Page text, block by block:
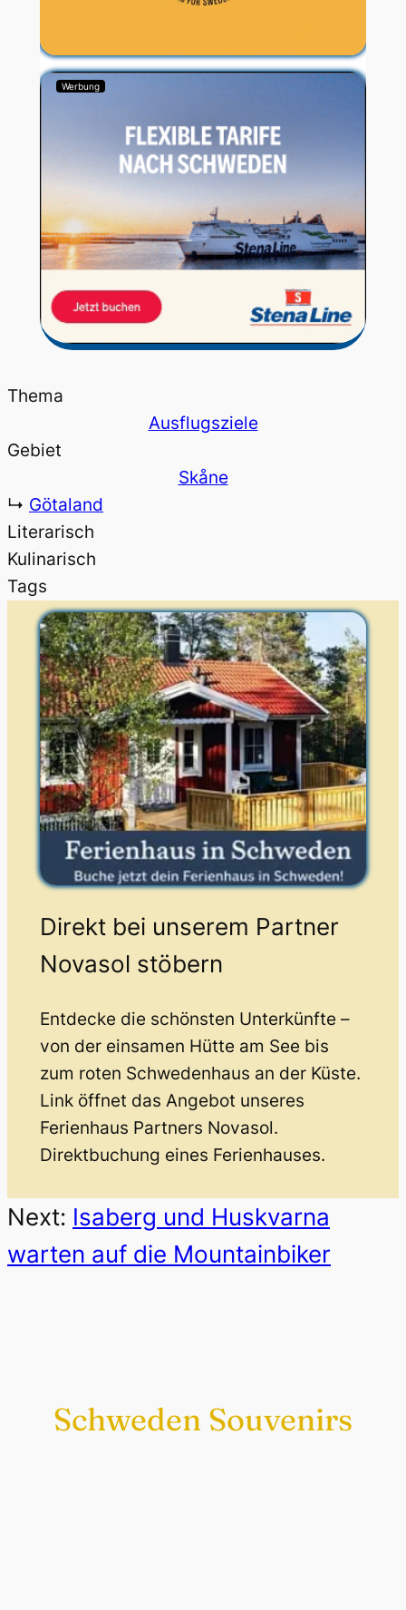
Werbung
Thema
Ausflugsziele
Gebiet
Skåne
↳ Götaland
Literarisch
Kulinarisch
Tags
Direkt bei unserem Partner
Novasol stöbern
Entdecke die schönsten Unterkünfte –
von der einsamen Hütte am See bis
zum roten Schwedenhaus an der Küste.
Link öffnet das Angebot unseres
Ferienhaus Partners Novasol.
Direktbuchung eines Ferienhauses.
Next: Isaberg und Huskvarna
warten auf die Mountainbiker
Schweden Souvenirs